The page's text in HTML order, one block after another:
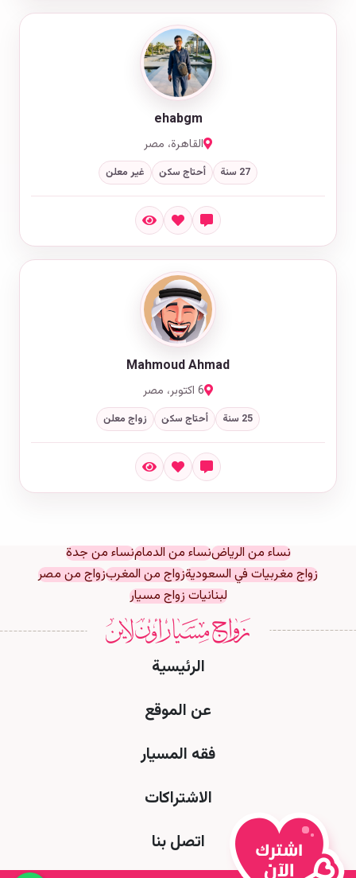
ehabgm
القاهرة، مصر
27 سنة أحتاج سكن غير معلن
Mahmoud Ahmad
6 اكتوبر، مصر
25 سنة أحتاج سكن زواج معلن
نساء من الرياضنساء من الدمامنساء من جدة
زواج مغربيات في السعوديةزواج من المغربزواج من مصر
لبنانيات زواج مسيار
الرئيسية
عن الموقع
فقه المسيار
الاشتراكات
اتصل بنا